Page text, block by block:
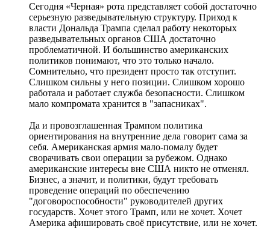
Сегодня «Черная» рота представляет собой достаточно
серьезную разведывательную структуру. Приход к
власти Дональда Трампа сделал работу некоторых
разведывательных органов США достаточно
проблематичной. И большинство американских
политиков понимают, что это только начало.
Сомнительно, что президент просто так отступит.
Слишком сильны у него позиции. Слишком хорошо
работала и работает служба безопасности. Слишком
мало компромата хранится в "запасниках".
Да и провозглашенная Трампом политика
ориентирования на внутренние дела говорит сама за
себя. Американская армия мало-помалу будет
сворачивать свои операции за рубежом. Однако
американские интересы вне США никто не отменял.
Бизнес, а значит, и политики, будут требовать
проведение операций по обеспечению
"договороспособности" руководителей других
государств. Хочет этого Трамп, или не хочет. Хочет
Америка афишировать своё присутствие, или не хочет.